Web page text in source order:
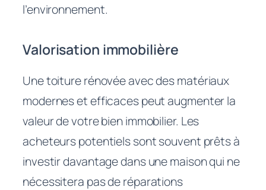
l’environnement.
Valorisation immobilière
Une toiture rénovée avec des matériaux
modernes et efficaces peut augmenter la
valeur de votre bien immobilier. Les
acheteurs potentiels sont souvent prêts à
investir davantage dans une maison qui ne
nécessitera pas de réparations